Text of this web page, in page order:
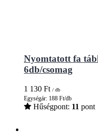
Nyomtatott fa
6db/csomag
1 130 Ft / db
Egységár: 188 Ft/db
Hűségpont: 11 pont